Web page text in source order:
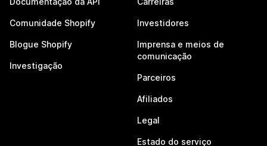
Comunidade Shopify
Blogue Shopify
Investigação
Investidores
Imprensa e meios de
comunicação
Parceiros
Afiliados
Legal
Estado do serviço